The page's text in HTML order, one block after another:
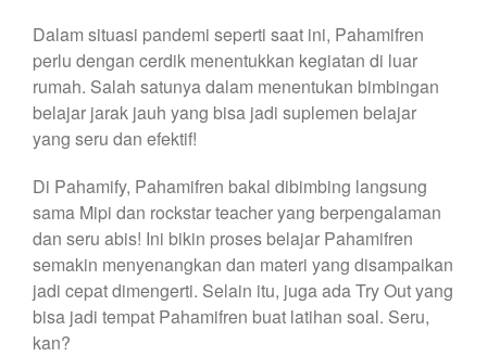
Dalam situasi pandemi seperti saat ini, Pahamifren
perlu dengan cerdik menentukkan kegiatan di luar
rumah. Salah satunya dalam menentukan bimbingan
belajar jarak jauh yang bisa jadi suplemen belajar
yang seru dan efektif!
Di Pahamify, Pahamifren bakal dibimbing langsung
sama Mipi dan rockstar teacher yang berpengalaman
dan seru abis! Ini bikin proses belajar Pahamifren
semakin menyenangkan dan materi yang disampaikan
jadi cepat dimengerti. Selain itu, juga ada Try Out yang
bisa jadi tempat Pahamifren buat latihan soal. Seru,
kan?